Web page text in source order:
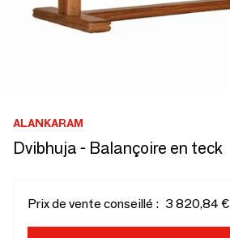
ALANKARAM
Dvibhuja - Balançoire en teck
Prix de vente conseillé : 3 820,84 €